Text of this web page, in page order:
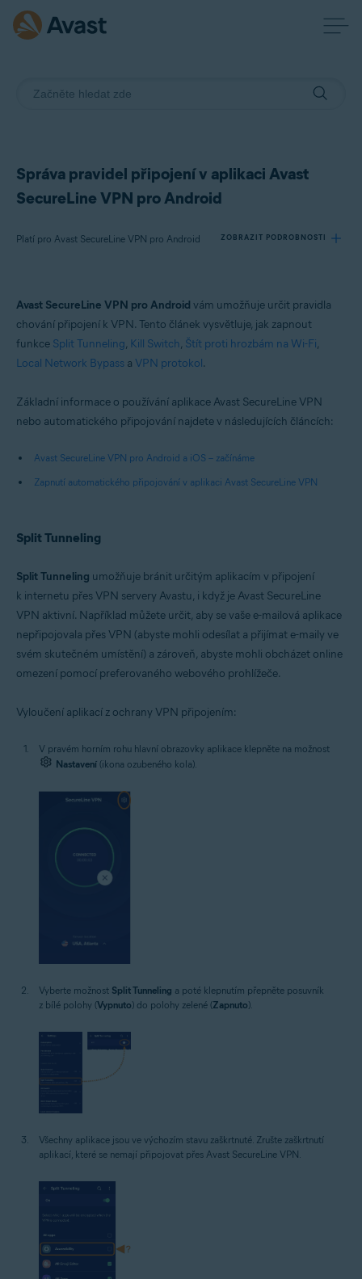
Správa pravidel připojení v aplikaci Avast
SecureLine VPN pro Android
Platí pro Avast SecureLine VPN pro Android ZOBRAZIT PODROBNOSTI
Produkty:
Avast SecureLine VPN 6.x pro Android
Avast SecureLine VPN pro Android vám umožňuje určit pravidla
chování připojení k VPN. Tento článek vysvětluje, jak zapnout
funkce Split Tunneling, Kill Switch, Štít proti hrozbám na Wi-Fi,
Local Network Bypass a VPN protokol.
Základní informace o používání aplikace Avast SecureLine VPN
nebo automatického připojování najdete v následujících článcích:
Avast SecureLine VPN pro Android a iOS – začínáme
Zapnutí automatického připojování v aplikaci Avast SecureLine VPN
Split Tunneling
Split Tunneling umožňuje bránit určitým aplikacím v připojení
k internetu přes VPN servery Avastu, i když je Avast SecureLine
VPN aktivní. Například můžete určit, aby se vaše e-mailová aplikace
nepřipojovala přes VPN (abyste mohli odesílat a přijímat e-maily ve
svém skutečném umístění) a zároveň, abyste mohli obcházet online
omezení pomocí preferovaného webového prohlížeče.
Vyloučení aplikací z ochrany VPN připojením:
V pravém horním rohu hlavní obrazovky aplikace klepněte na možnost
Nastavení (ikona ozubeného kola).
Vyberte možnost Split Tunneling a poté klepnutím přepněte posuvník
z bílé polohy (Vypnuto) do polohy zelené (Zapnuto).
Všechny aplikace jsou ve výchozím stavu zaškrtnuté. Zrušte zaškrtnutí
aplikací, které se nemají připojovat přes Avast SecureLine VPN.